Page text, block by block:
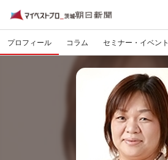
プロフィール コラム セミナー・イベント